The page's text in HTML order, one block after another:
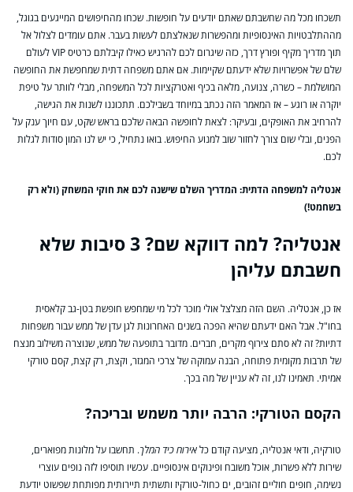
תשכחו מכל מה שחשבתם שאתם יודעים על חופשות. שכחו מהחיפושים המייגעים בגוגל,
מההתלבטויות האינסופיות ומהפשרות שנאלצתם לעשות בעבר. אתם עומדים לצלול אל
תוך מדריך מקיף ופורץ דרך, כזה שיגרום לכם להרגיש כאילו קיבלתם כרטיס VIP לעולם
שלם של אפשרויות שלא ידעתם שקיימות. אם אתם משפחה דתית שמחפשת את החופשה
המושלמת – כשרה, צנועה, מלאה בכיף ואטרקציות לכל המשפחה, מבלי לוותר על טיפת
יוקרה או רוגע – אז המאמר הזה נכתב במיוחד בשבילכם. תתכוננו לשנות את הגישה,
להרחיב את האופקים, ובעיקר: לצאת לחופשה הבאה שלכם בראש שקט, עם חיוך ענק על
הפנים, ובלי שום צורך לחזור שוב למנוע החיפוש. בואו נתחיל, כי יש לנו המון סודות לגלות
לכם.
אנטליה למשפחה הדתית: המדריך השלם שישנה לכם את חוקי המשחק (ולא רק
בשחמט!)
אנטליה? למה דווקא שם? 3 סיבות שלא
חשבתם עליהן
אז כן, אנטליה. השם הזה מצלצל אולי מוכר לכל מי שמחפש חופשת בטן-גב קלאסית
בחו"ל. אבל האם ידעתם שהיא הפכה בשנים האחרונות לגן עדן של ממש עבור משפחות
דתיות? זה לא סתם צירוף מקרים, חברים. מדובר בתופעה של ממש, שנוצרה משילוב מנצח
של תרבות מקומית פתוחה, הבנה עמוקה של צרכי המגזר, וקצת, רק קצת, קסם טורקי
אמיתי. תאמינו לנו, זה לא עניין של מה בכך.
הקסם הטורקי: הרבה יותר משמש ובריכה?
טורקיה, ודאי אנטליה, מציעה קודם כלאירוח כיד המלך. תחשבו על מלונות מפוארים,
שירות ללא פשרות, אוכל משובח ופינוקים אינסופיים. עכשיו תוסיפו לזה נופים עוצרי
נשימה, חופים חוליים זהובים, ים כחול-טורקיז ותשתית תיירותית מפותחת שפשוט יודעת